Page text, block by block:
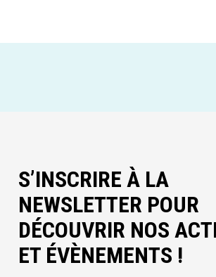
S’INSCRIRE À LA
NEWSLETTER POUR
DÉCOUVRIR NOS
ET ÉVÈNEMENTS !